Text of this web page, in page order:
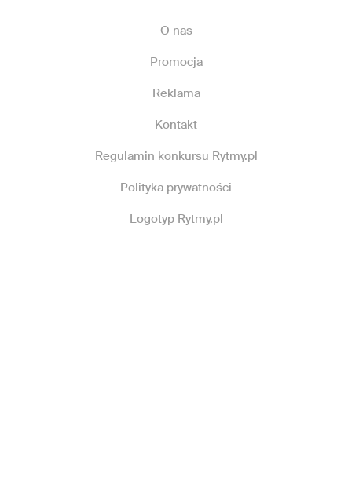
O nas
Promocja
Reklama
Kontakt
Regulamin konkursu Rytmy.pl
Polityka prywatności
Logotyp Rytmy.pl